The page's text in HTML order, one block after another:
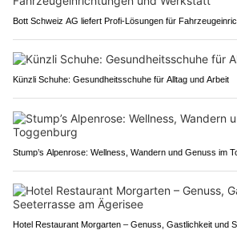
Bott Schweiz AG liefert Profi-Lösungen für
Künzli Schuhe: Gesundheitsschuhe für Alltag und Arbeit
Stump’s Alpenrose: Wellness, Wandern und Genuss im
Hotel Restaurant Morgarten – Genuss, Gastlichkeit und